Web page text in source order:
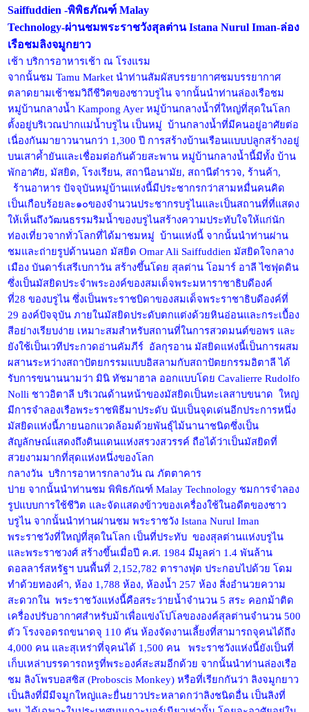
Saiffuddien -พิพิธภัณฑ์ Malay
Technology-ผ่านชมพระราชวังสุลต่าน Istana Nurul Iman-ล่อง
เรือชมลิงจมูกยาว
เช้า บริการอาหารเช้า ณ โรงแรม
จากนั้นชม Tamu Market นำท่านสัมผัสบรรยากาศชมบรรยากาศ
ตลาดยามเช้าชมวิถีชีวิตของชาวบรูไน จากนั้นนำท่านล่องเรือชม
หมู่บ้านกลางน้ำ Kampong Ayer หมู่บ้านกลางน้ำที่ใหญ่ที่สุดในโลก
ตั้งอยู่บริเวณปากแม่น้ำบรูไน เป็นหมู่ บ้านกลางน้ำที่มีคนอยู่อาศัยต่อ
เนื่องกันมายาวนานกว่า 1,300 ปี การสร้างบ้านเรือนแบบปลูกสร้างอยู่
บนเสาค้ำยันและเชื่อมต่อกันด้วยสะพาน หมู่บ้านกลางน้ำนี้มีทั้ง บ้าน
พักอาศัย, มัสยิด, โรงเรียน, สถานีอนามัย, สถานีตำรวจ, ร้านค้า,
ร้านอาหาร ปัจจุบันหมู่บ้านแห่งนี้มีประชากรกว่าสามหมื่นคนคิด
เป็นเกือบร้อยละ๑๐ของจำนวนประชากรบรูไนและเป็นสถานที่ที่แสดง
ให้เห็นถึงวัฒนธรรมริมน้ำของบรูไนสร้างความประทับใจให้แก่นัก
ท่องเที่ยวจากทั่วโลกที่ได้มาชมหมู่ บ้านแห่งนี้ จากนั้นนำท่านผ่าน
ชมและถ่ายรูปด้านนอก มัสยิด Omar Ali Saiffuddien มัสยิดใจกลาง
เมือง บันดาร์เสรีเบกาวัน สร้างขึ้นโดย สุลต่าน โอมาร์ อาลี ไซฟุดดิน
ซึ่งเป็นมัสยิดประจำพระองค์ของสมเด็จพระมหาราชาธิบดีองค์
ที่28 ของบรูไน ซึ่งเป็นพระราชบิดาของสมเด็จพระราชาธิบดีองค์ที่
29 องค์ปัจจุบัน ภายในมัสยิดประดับตกแต่งด้วยหินอ่อนและกระเบื้อง
สีอย่างเรียบง่าย เหมาะสมสำหรับสถานที่ในการสวดมนต์ขอพร และ
ยังใช้เป็นเวทีประกวดอ่านคัมภีร์ อัลกุรอาน มัสยิดแห่งนี้เป็นการผสม
ผสานระหว่างสถาปัตยกรรมแบบอิสลามกับสถาปัตยกรรมอิตาลี ได้
รับการขนานนามว่า มินิ ทัชมาฮาล ออกแบบโดย Cavalierre Rudolfo
Nolli ชาวอิตาลี บริเวณด้านหน้าของมัสยิดเป็นทะเลสาบขนาด ใหญ่
มีการจำลองเรือพระราชพิธีมาประดับ นับเป็นจุดเด่นอีกประการหนึ่ง
มัสยิดแห่งนี้ภายนอกแวดล้อมด้วยพันธุ์ไม้นานาชนิดซึ่งเป็น
สัญลักษณ์แสดงถึงดินแดนแห่งสรวงสวรรค์ ถือได้ว่าเป็นมัสยิดที่
สวยงามมากที่สุดแห่งหนึ่งของโลก
กลางวัน บริการอาหารกลางวัน ณ ภัตตาคาร
บ่าย จากนั้นนำท่านชม พิพิธภัณฑ์ Malay Technology ชมการจำลอง
รูปแบบการใช้ชีวิต และจัดแสดงข้าวของเครื่องใช้ในอดีตของชาว
บรูไน จากนั้นนำท่านผ่านชม พระราชวัง Istana Nurul Iman
พระราชวังที่ใหญ่ที่สุดในโลก เป็นที่ประทับ ของสุลต่านแห่งบรูไน
และพระราชวงศ์ สร้างขึ้นเมื่อปี ค.ศ. 1984 มีมูลค่า 1.4 พันล้าน
ดอลลาร์สหรัฐฯ บนพื้นที่ 2,152,782 ตารางฟุต ประกอบไปด้วย โดม
ทำด้วยทองคำ, ห้อง 1,788 ห้อง, ห้องน้ำ 257 ห้อง สิ่งอำนวยความ
สะดวกใน พระราชวังแห่งนี้คือสระว่ายน้ำจำนวน 5 สระ คอกม้าติด
เครื่องปรับอากาศสำหรับม้าเพื่อแข่งโปโลขององค์สุลต่านจำนวน 500
ตัว โรงจอดรถขนาดจุ 110 คัน ห้องจัดงานเลี้ยงที่สามารถจุคนได้ถึง
4,000 คน และสุเหร่าที่จุคนได้ 1,500 คน พระราชวังแห่งนี้ยังเป็นที่
เก็บเหล่าบรรดารถหรูที่พระองค์สะสมอีกด้วย จากนั้นนำท่านล่องเรือ
ชม ลิงโพรบอสซิส (Proboscis Monkey) หรือที่เรียกกันว่า ลิงจมูกยาว
เป็นลิงที่มีมีจมูกใหญ่และยื่นยาวประหลาดกว่าลิงชนิดอื่น เป็นลิงที่